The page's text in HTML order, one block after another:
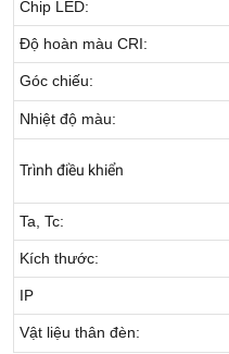
Chip LED:
Độ hoàn màu CRI:
Góc chiếu:
Nhiệt độ màu:
Trình điều khiển
Ta, Tc:
Kích thước:
IP
Vật liệu thân đèn: